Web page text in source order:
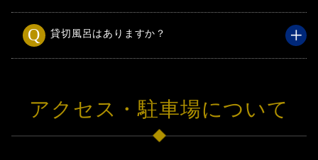
貸切風呂はありますか？
アクセス・駐車場について